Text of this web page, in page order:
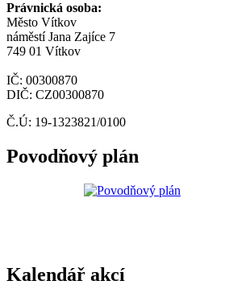
Právnická osoba:
Město Vítkov
náměstí Jana Zajíce 7
749 01 Vítkov
IČ: 00300870
DIČ: CZ00300870
Č.Ú: 19-1323821/0100
Povodňový plán
Kalendář akcí